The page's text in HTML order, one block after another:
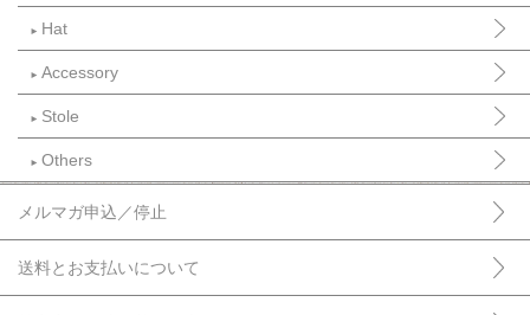
► Hat
► Accessory
► Stole
► Others
メルマガ申込／停止
送料とお支払いについて